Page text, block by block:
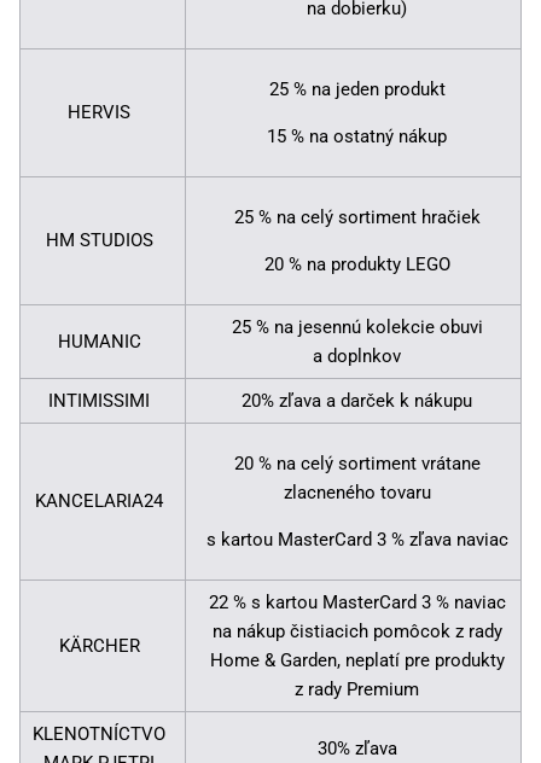
na dobierku)
HERVIS
25 % na jeden produkt
15 % na ostatný nákup
HM STUDIOS
25 % na celý sortiment hračiek
20 % na produkty LEGO
HUMANIC
25 % na jesennú kolekcie obuvi
a doplnkov
INTIMISSIMI 20% zľava a darček k nákupu
KANCELARIA24
20 % na celý sortiment vrátane
zlacneného tovaru
s kartou MasterCard 3 % zľava naviac
KÄRCHER
22 % s kartou MasterCard 3 % naviac
na nákup čistiacich pomôcok z rady
Home & Garden, neplatí pre produkty
z rady Premium
KLENOTNÍCTVO
30% zľava